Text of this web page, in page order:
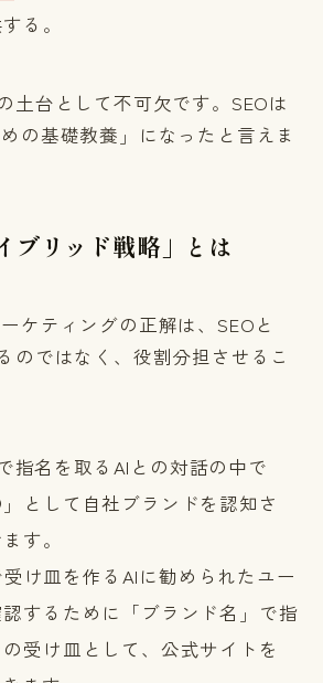
る。
土台として不可欠です。SEOは
めの基礎教養」になったと言えま
ブリッド戦略」とは
ケティングの正解は、SEOと
のではなく、役割分担させるこ
指名を取るAIとの対話の中で
」として自社ブランドを認知さ
す。
受け皿を作るAIに勧められたユー
するために「ブランド名」で指
受け皿として、公式サイトを